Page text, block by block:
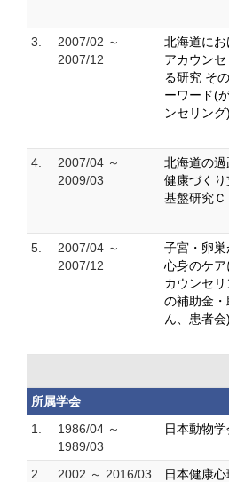
3.
2007/02 ～
2007/12
北海道に
アカウン
る研究 そ
ーワード(
ンセリング)
4.
2007/04 ～
2009/03
北海道の
健康づく
基盤研究Ｃ
5.
2007/04 ～
2007/12
子宮・卵
心身のケ
カウンセ
の補助金
ん、患者会)
所属学会
1.
1986/04 ～
1989/03
日本動物学
2. 2002 ～ 2016/03 日本健康